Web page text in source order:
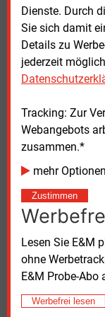
Dienste. Durch
Sie sich damit
Details zu
jederzeit
Tracking: Zur
Webangebots
zusammen.*
mehr Optionen
Zustimmen
Lesen Sie E&M
ohne
E&M Probe-Abo
Werbefrei lesen
Best-
Akteure
Leiter des KDI
der
Prozesse eine
Strukturen
setzen auf
aller Beteiligten.“
Stand der
Auch der
30. Juni
aller Adressen
38 Prozent
Die
Schlüssel für